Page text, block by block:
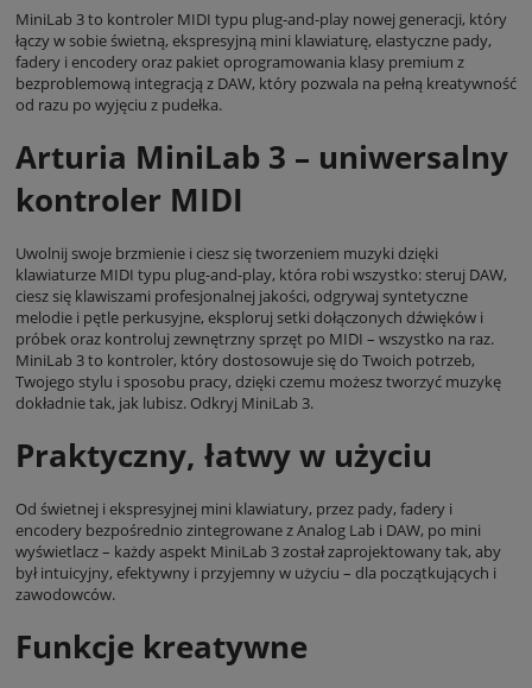
MiniLab 3 to kontroler MIDI typu plug-and-play nowej generacji, który
łączy w sobie świetną, ekspresyjną mini klawiaturę, elastyczne pady,
fadery i encodery oraz pakiet oprogramowania klasy premium z
bezproblemową integracją z DAW, który pozwala na pełną kreatywność
od razu po wyjęciu z pudełka.
Arturia MiniLab 3 – uniwersalny
kontroler MIDI
Uwolnij swoje brzmienie i ciesz się tworzeniem muzyki dzięki
klawiaturze MIDI typu plug-and-play, która robi wszystko: steruj DAW,
ciesz się klawiszami profesjonalnej jakości, odgrywaj syntetyczne
melodie i pętle perkusyjne, eksploruj setki dołączonych dźwięków i
próbek oraz kontroluj zewnętrzny sprzęt po MIDI – wszystko na raz.
MiniLab 3 to kontroler, który dostosowuje się do Twoich potrzeb,
Twojego stylu i sposobu pracy, dzięki czemu możesz tworzyć muzykę
dokładnie tak, jak lubisz. Odkryj MiniLab 3.
Praktyczny, łatwy w użyciu
Od świetnej i ekspresyjnej mini klawiatury, przez pady, fadery i
encodery bezpośrednio zintegrowane z Analog Lab i DAW, po mini
wyświetlacz – każdy aspekt MiniLab 3 został zaprojektowany tak, aby
był intuicyjny, efektywny i przyjemny w użyciu – dla początkujących i
zawodowców.
Funkcje kreatywne